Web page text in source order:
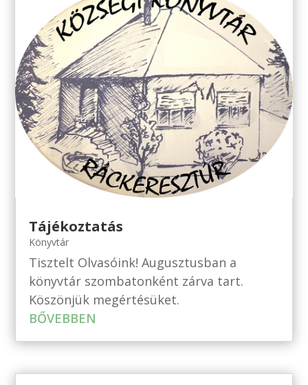
Tájékoztatás
Könyvtár
Tisztelt Olvasóink! Augusztusban a
könyvtár szombatonként zárva tart.
Köszönjük megértésüket.
BŐVEBBEN